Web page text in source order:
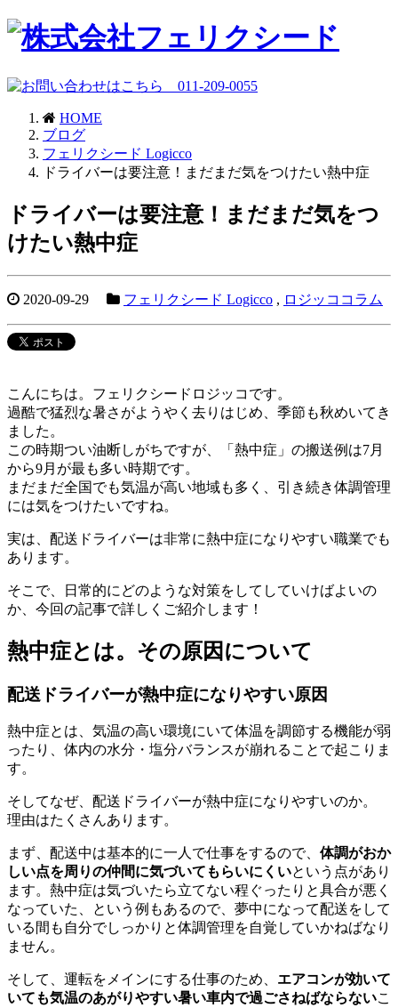
HOME
ブログ
フェリクシード Logicco
ドライバーは要注意！まだまだ気をつけたい熱中症
ドライバーは要注意！まだまだ気をつ
けたい熱中症
2020-09-29 フェリクシード Logicco , ロジッココラム
こんにちは。フェリクシードロジッコです。
過酷で猛烈な暑さがようやく去りはじめ、季節も秋めいてき
ました。
この時期つい油断しがちですが、「熱中症」の搬送例は7月
から9月が最も多い時期です。
まだまだ全国でも気温が高い地域も多く、引き続き体調管理
には気をつけたいですね。
実は、配送ドライバーは非常に熱中症になりやすい職業でも
あります。
そこで、日常的にどのような対策をしてしていけばよいの
か、今回の記事で詳しくご紹介します！
熱中症とは。その原因について
配送ドライバーが熱中症になりやすい原因
熱中症とは、気温の高い環境にいて体温を調節する機能が弱
ったり、体内の水分・塩分バランスが崩れることで起こりま
す。
そしてなぜ、配送ドライバーが熱中症になりやすいのか。
理由はたくさんあります。
まず、配送中は基本的に一人で仕事をするので、 体調がおか
しい点を周りの仲間に気づいてもらいにくいという点があり
ます。熱中症は気づいたら立てない程ぐったりと具合が悪く
なっていた、という例もあるので、夢中になって配送をして
いる間も自分でしっかりと体調管理を自覚していかねばなり
ません。
そして、運転をメインにする仕事のため、 エアコンが効いて
いても気温のあがりやすい暑い車内で過ごさねばならないこ